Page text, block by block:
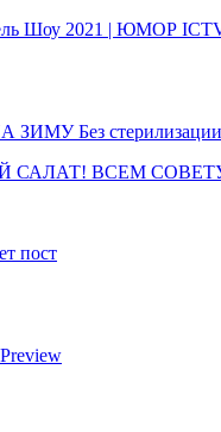
Шоу 2021 | ЮМОР
Без
ВСЕМ
пост